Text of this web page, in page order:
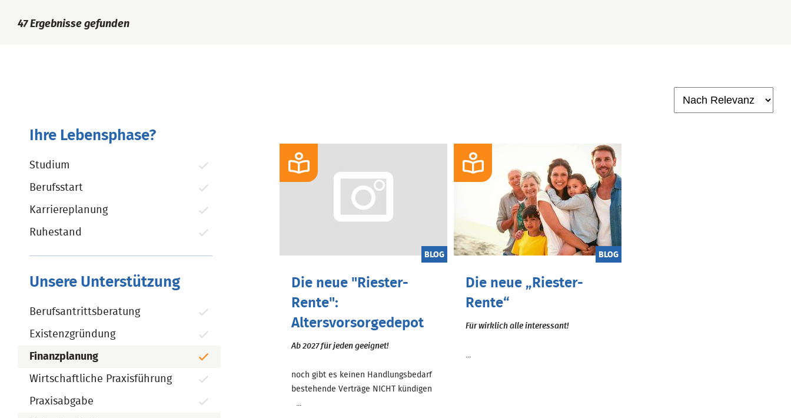
47Ergebnisse gefunden
Ihre Lebensphase?
Studium
Berufsstart
Karriereplanung
Ruhestand
Unsere Unterstützung
Berufsantrittsberatung
Existenzgründung
Finanzplanung
Wirtschaftliche Praxisführung
Praxisabgabe
BLOG
Die neue "Riester-
Rente":
Altersvorsorgedepot
Ab 2027 für jeden geeignet!
noch gibt es keinen Handlungsbedarf
bestehende Verträge NICHT kündigen
...
BLOG
Die neue „Riester-
Rente“
Für wirklich alle interessant!
...